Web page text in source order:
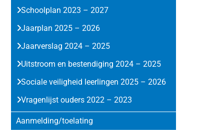
Schoolplan 2023 – 2027
Jaarplan 2025 – 2026
Jaarverslag 2024 – 2025
Uitstroom en bestendiging 2024 – 2025
Sociale veiligheid leerlingen 2025 – 2026
Vragenlijst ouders 2022 – 2023
Aanmelding/toelating